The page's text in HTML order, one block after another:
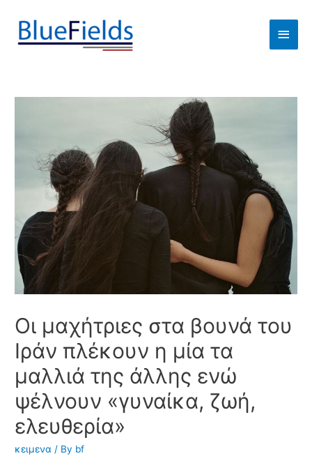
Οι μαχήτριες στα βουνά του
Ιράν πλέκουν η μία τα
μαλλιά της άλλης ενώ
ψέλνουν «γυναίκα, ζωή,
ελευθερία»
κειμενα / By bf